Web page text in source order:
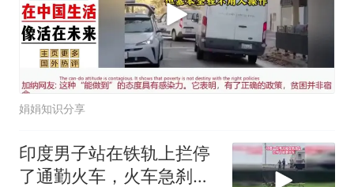
娟娟知识分享
印度男子站在铁轨上拦停
了通勤火车，火车急刹之